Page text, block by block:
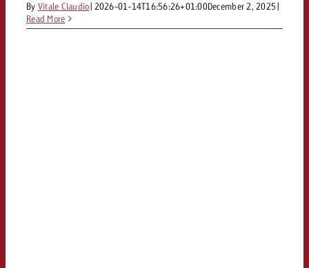
By Vitale Claudio| 2026-01-14T16:56:26+01:00December 2, 2025|
Read More